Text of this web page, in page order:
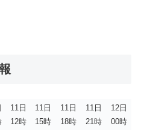
11日
12時
11日
15時
11日
18時
11日
21時
12日
00時